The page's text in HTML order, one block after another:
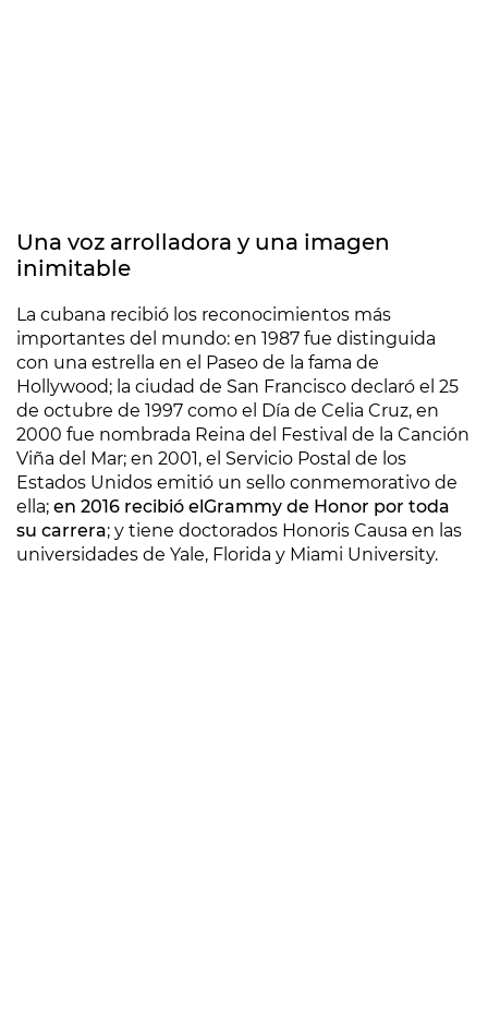
Una voz arrolladora y una imagen
inimitable
La cubana recibió los reconocimientos más
importantes del mundo: en 1987 fue distinguida
con una estrella en el Paseo de la fama de
Hollywood; la ciudad de San Francisco declaró el 25
de octubre de 1997 como el Día de Celia Cruz, en
2000 fue nombrada Reina del Festival de la Canción
Viña del Mar; en 2001, el Servicio Postal de los
Estados Unidos emitió un sello conmemorativo de
ella; en 2016 recibió elGrammy de Honor por toda
su carrera; y tiene doctorados Honoris Causa en las
universidades de Yale, Florida y Miami University.